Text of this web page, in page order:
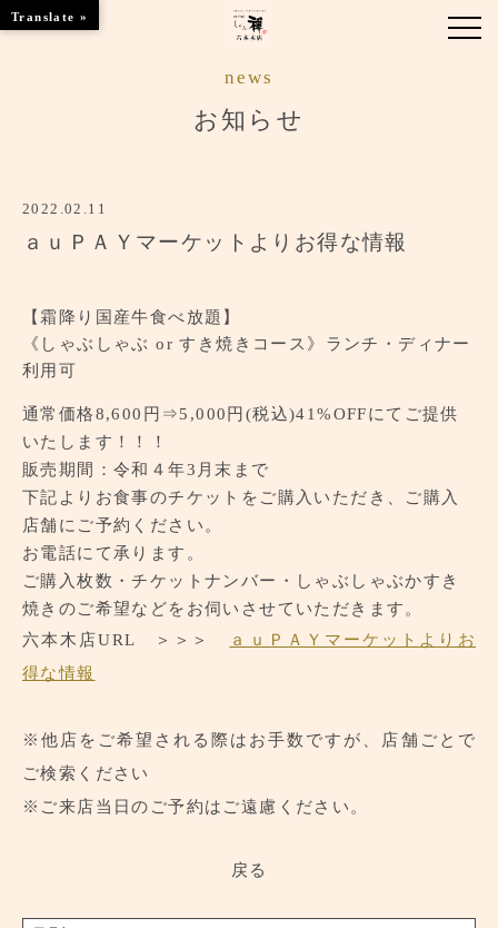
ご優待
news
お知らせ
2022.02.11
ａｕＰＡＹマーケットよりお得な情報
【霜降り国産牛食べ放題】
《しゃぶしゃぶ or すき焼きコース》ランチ・ディナー
利用可
通常価格8,600円⇒5,000 円 (税込)41%OFFにてご提供
いたします！！！
販売期間：令和４年3月末まで
下記よりお食事のチケットをご購入いただき、ご購入
店舗にご予約ください。
お電話にて承ります。
ご購入枚数・チケットナンバー・しゃぶしゃぶかすき
焼きのご希望などをお伺いさせていただきます。
六本木店URL ＞＞＞
ａｕＰＡＹマーケットよりお
得な情報
※他店をご希望される際はお手数ですが、店舗ごとで
ご検索ください
※ご来店当日のご予約はご遠慮ください。
戻る
Translate »